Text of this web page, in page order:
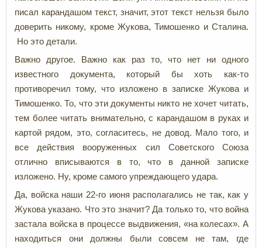
писал карандашом текст, значит, этот текст нельзя было
доверить никому, кроме Жукова, Тимошенко и Сталина.
Но это детали.
Важно другое. Важно как раз то, что нет ни одного
известного документа, который бы хоть как-то
противоречил тому, что изложено в записке Жукова и
Тимошенко. То, что эти документы никто не хочет читать,
тем более читать внимательно, с карандашом в руках и
картой рядом, это, согласитесь, не довод. Мало того, и
все действия вооруженных сил Советского Союза
отлично вписываются в то, что в данной записке
изложено. Ну, кроме самого упреждающего удара.
Да, войска наши 22-го июня располагались не так, как у
Жукова указано. Что это значит? Да только то, что война
застала войска в процессе выдвижения, «на колесах». А
находиться они должны были совсем не там, где